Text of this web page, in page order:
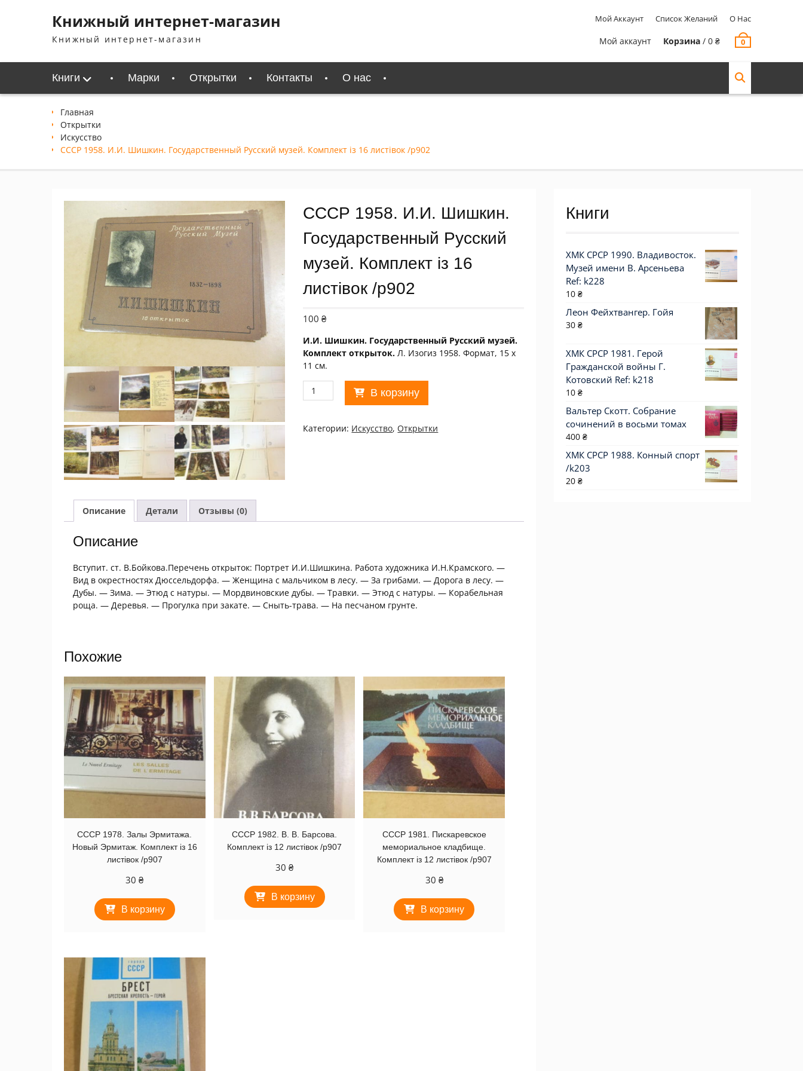
содержимомуКнижный интернет-магазин
Книжный интернет-магазин
Мой Аккаунт Список Желаний О Нас
Мой аккаунт Корзина / 0 ₴ 0
Книги Марки Открытки Контакты О нас
Главная
Открытки
Искусство
СССР 1958. И.И. Шишкин. Государственный Русский музей. Комплект із 16 листівок /р902
СССР 1958. И.И. Шишкин.
Государственный Русский
музей. Комплект із 16
листівок /р902
100₴
И.И. Шишкин. Государственный Русский музей.
Комплект открыток. Л. Изогиз 1958. Формат, 15 х
11 см.
Количество
товара
1958.
16
р902
В корзину
Категории: Искусство, Открытки
Описание Детали Отзывы (0)
Описание
Вступит. ст. В.Бойкова.Перечень открыток: Портрет И.И.Шишкина. Работа художника И.Н.Крамского. —
Вид в окрестностях Дюссельдорфа. — Женщина с мальчиком в лесу. — За грибами. — Дорога в лесу. —
Дубы. — Зима. — Этюд с натуры. — Мордвиновские дубы. — Травки. — Этюд с натуры. — Корабельная
роща. — Деревья. — Прогулка при закате. — Сныть-трава. — На песчаном грунте.
Похожие
СССР 1978. Залы Эрмитажа.
Новый Эрмитаж. Комплект із 16
листівок /р907
30₴
В корзину
СССР 1982. В. В. Барсова.
Комплект із 12 листівок /р907
30 ₴
В корзину
СССР 1981. Пискаревское
мемориальное кладбище.
Комплект із 12 листівок /р907
30 ₴
В корзину
Книги
ХМК СРСР 1990. Владивосток.
Музей имени В. Арсеньева
Ref: k228
10 ₴
Леон Фейхтвангер. Гойя
30 ₴
ХМК СРСР 1981. Герой
Гражданской войны Г.
Котовский Ref: k218
10 ₴
Вальтер Скотт. Собрание
сочинений в восьми томах
400 ₴
ХМК СРСР 1988. Конный спорт
/k203
20 ₴